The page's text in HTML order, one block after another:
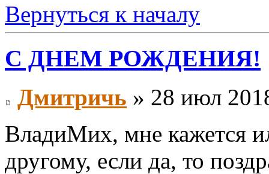
Вернуться к началу
С ДНЕМ РОЖДЕНИЯ!
Дмитричь » 28 июл
ВладиМих, мне кажется
другому, если да, то